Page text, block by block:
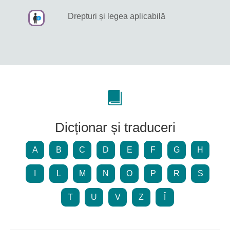
Drepturi și legea aplicabilă
Dicționar și traduceri
A B C D E F G H
L M N O P R S
T U V Z